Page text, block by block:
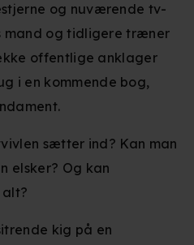
og nuværende tv-
mand og tidligere træner
offentlige anklager
i en kommende bog,
sætter ind? Kan man
elsker? Og kan
kig på en